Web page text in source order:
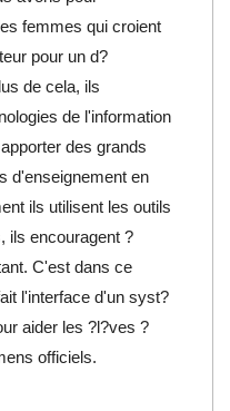
femmes qui croient
pour un d?
de cela, ils
de l'information
des grands
d'enseignement en
ils utilisent les outils
ils encouragent ?
C'est dans ce
l'interface d'un syst?
aider les ?l?ves ?
officiels.